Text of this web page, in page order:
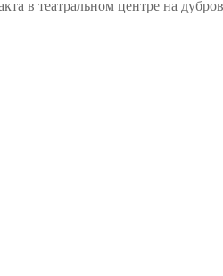
в театральном центре на